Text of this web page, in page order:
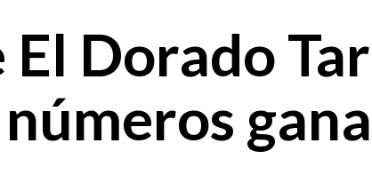
Dorado